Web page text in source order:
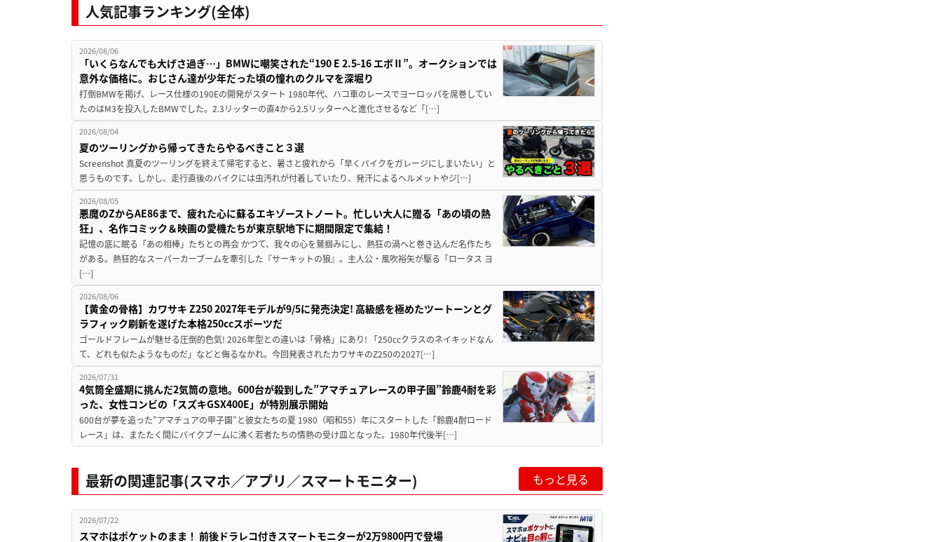
人気記事ランキング(全体)
2026/08/06
「いくらなんでも大げさ過ぎ…」BMWに嘲笑された“190 E 2.5-16 エボⅡ”。オークションでは
意外な価格に。おじさん達が少年だった頃の憧れのクルマを深堀り
打倒BMWを掲げ、レース仕様の190Eの開発がスタート 1980年代、ハコ車のレースでヨーロッパを席巻してい
たのはM3を投入したBMWでした。2.3リッターの直4から2.5リッターへと進化させるなど「[…]
2026/08/04
夏のツーリングから帰ってきたらやるべきこと３選
Screenshot 真夏のツーリングを終えて帰宅すると、暑さと疲れから「早くバイクをガレージにしまいたい」と
思うものです。しかし、走行直後のバイクには虫汚れが付着していたり、発汗によるヘルメットやジ[…]
2026/08/05
悪魔のZからAE86まで、疲れた心に蘇るエキゾーストノート。忙しい大人に贈る「あの頃の熱
狂」、名作コミック＆映画の愛機たちが東京駅地下に期間限定で集結！
記憶の底に眠る「あの相棒」たちとの再会 かつて、我々の心を鷲掴みにし、熱狂の渦へと巻き込んだ名作たち
がある。熱狂的なスーパーカーブームを牽引した『サーキットの狼』。主人公・風吹裕矢が駆る「ロータス ヨ
[…]
2026/08/06
【黄金の骨格】カワサキ Z250 2027年モデルが9/5に発売決定! 高級感を極めたツートーンとグ
ラフィック刷新を遂げた本格250ccスポーツだ
ゴールドフレームが魅せる圧倒的色気! 2026年型との違いは「骨格」にあり! 「250ccクラスのネイキッドなん
て、どれも似たようなものだ」などと侮るなかれ。今回発表されたカワサキのZ250の2027[…]
2026/07/31
4気筒全盛期に挑んだ2気筒の意地。600台が殺到した”アマチュアレースの甲子園”鈴鹿4耐を彩
った、女性コンビの「スズキGSX400E」が特別展示開始
600台が夢を追った”アマチュアの甲子園”と彼女たちの夏 1980（昭和55）年にスタートした「鈴鹿4耐ロード
レース」は、またたく間にバイクブームに沸く若者たちの情熱の受け皿となった。1980年代後半[…]
最新の関連記事(スマホ／アプリ／スマートモニター) もっと見る
2026/07/22
スマホはポケットのまま！ 前後ドラレコ付きスマートモニターが2万9800円で登場